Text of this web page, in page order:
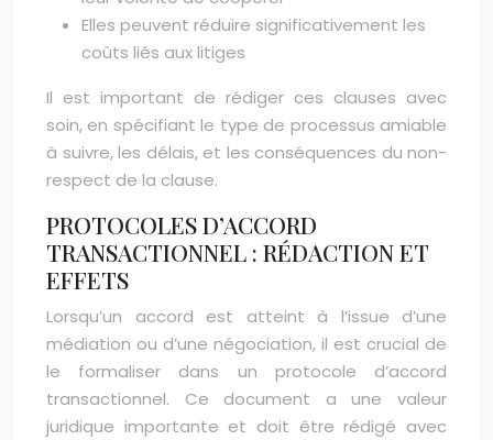
Elles peuvent réduire significativement les
coûts liés aux litiges
Il est important de rédiger ces clauses avec
soin, en spécifiant le type de processus amiable
à suivre, les délais, et les conséquences du non-
respect de la clause.
PROTOCOLES D’ACCORD
TRANSACTIONNEL : RÉDACTION ET
EFFETS
Lorsqu’un accord est atteint à l’issue d’une
médiation ou d’une négociation, il est crucial de
le formaliser dans un protocole d’accord
transactionnel. Ce document a une valeur
juridique importante et doit être rédigé avec